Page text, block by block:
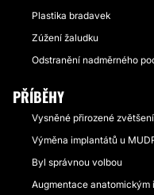
Plastika bradavek
Zúžení žaludku
Odstranění nadměrného
PŘÍBĚHY
Vysněné přirozené
Výměna implantátů u
Byl správnou volbou
Augmentace anatomickým